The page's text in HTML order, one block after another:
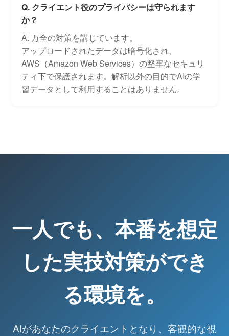
Q. クライエント役のプライバシーは守られます
か？
A. 万全の対策を講じています。
アップロードされたデータは暗号化され、
AWS（Amazon Web Services）の堅牢なセキュリ
ティ下で保護されます。解析以外の目的でAIの学
習データとして利用することはありません。
一人でも、本番を想定
した実技対策ができ
る環境を。
AIがあなたのクライエントとなり、客観的な視